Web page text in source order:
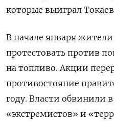
которые выиграл
В начале января жители
протестовать против
на топливо. Акции
противостояние
году. Власти обвинили
«экстремистов» и